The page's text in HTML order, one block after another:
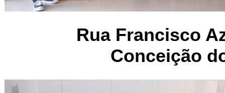
Rua Francisco
Conceição